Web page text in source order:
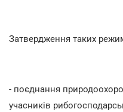
Затвердження таких
- поєднання
учасників